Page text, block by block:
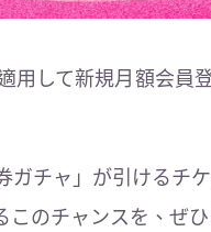
用して新規月額会員
ガチャ」が引けるチ
のチャンスを、ぜひ